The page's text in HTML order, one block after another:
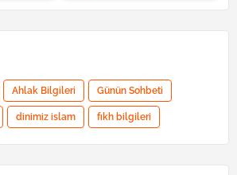
Ahlak Bilgileri Günün Sohbeti
dinimiz islam fıkh bilgileri